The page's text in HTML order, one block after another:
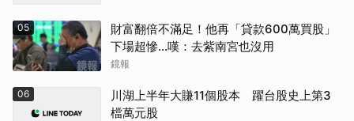
05
財富翻倍不滿足！他再「貸款600萬買股」
下場超慘...嘆：去紫南宮也沒用
鏡報
06
川湖上半年大賺11個股本 躍台股史上第3
檔萬元股